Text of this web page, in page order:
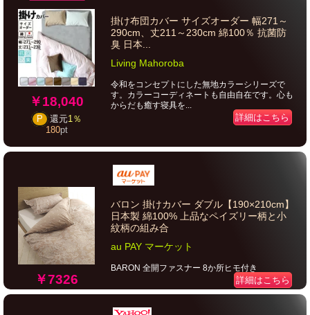
￥18,040
P 還元1％
180pt
掛け布団カバー サイズオーダー 幅271～
290cm、丈211～230cm 綿100％ 抗菌防
臭 日本...
Living Mahoroba
令和をコンセプトにした無地カラーシリーズで
す。カラーコーディネートも自由自在です。心も
からだも癒す寝具を...
詳細はこちら
￥7326
バロン 掛けカバー ダブル【190×210cm】
日本製 綿100% 上品なペイズリー柄と小
紋柄の組み合
au PAY マーケット
BARON 全開ファスナー 8か所ヒモ付き
詳細はこちら